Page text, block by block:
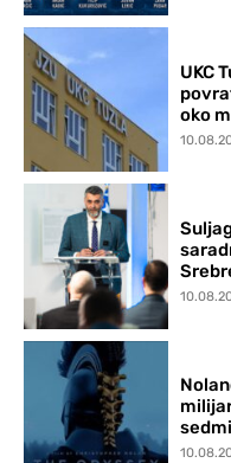
UKC
oko